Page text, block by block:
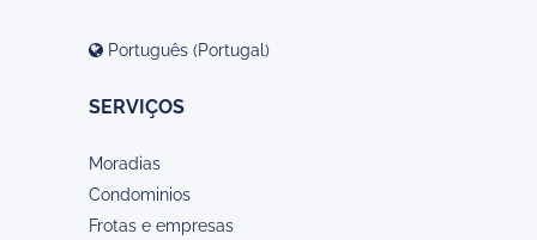
Português (Portugal)
SERVIÇOS
Moradias
Condominios
Frotas e empresas